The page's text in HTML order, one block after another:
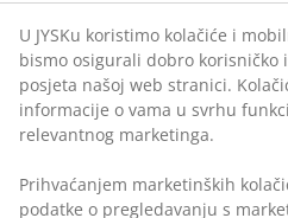
BROJ ARTIKLA: 4912951
Podaci o proizvodu
U JYSKu koristimo kolačiće i
bismo osigurali dobro korisničko
posjeta našoj web stranici.
informacije o vama u svrhu
relevantnog marketinga.
Prihvaćanjem marketinških
podatke o pregledavanju s